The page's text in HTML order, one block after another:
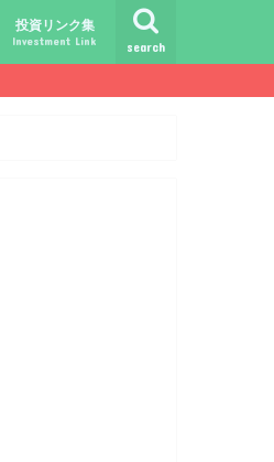
search
投資リンク集
Investment Link